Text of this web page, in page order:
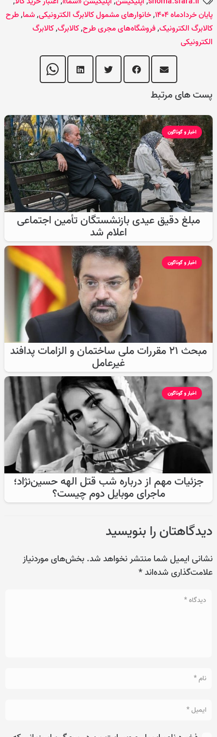
پایان خردادماه ۱۴۰۴
,خانوارهای مشمول کالابرگ الکترونیکی,شما,طرح
کالابرگ الکترونیک,فروشگاه‌های مجری طرح,کالابرگ,کالابرگ
الکترونیکی
پست های مرتبط
اخبار و گوناگون
مبلغ دقیق عیدی بازنشستگان تأمین اجتماعی
اعلام شد
اخبار و گوناگون
مبحث ۲۱ مقررات ملی ساختمان و الزامات پدافند
غیرعامل
اخبار و گوناگون
جزئیات مهم از درباره شب قتل الهه حسین‌نژاد؛
ماجرای موبایل دوم چیست؟
دیدگاهتان را بنویسید
نشانی ایمیل شما منتشر نخواهد شد. بخش‌های موردنیاز
علامت‌گذاری شده‌اند*